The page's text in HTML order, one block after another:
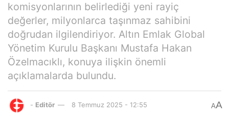
komisyonlarının belirlediği yeni rayiç
değerler, milyonlarca taşınmaz sahibini
doğrudan ilgilendiriyor. Altın Emlak Global
Yönetim Kurulu Başkanı Mustafa Hakan
Özelmacıklı, konuya ilişkin önemli
açıklamalarda bulundu.
- Editör 8 Temmuz 2025 - 12:55 AA